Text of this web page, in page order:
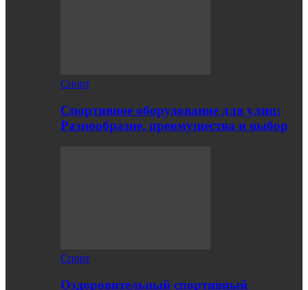
Спорт
Спортивное оборудование для улиц:
Разнообразие, преимущества и выбор
Спорт
Оздоровительный спортивный